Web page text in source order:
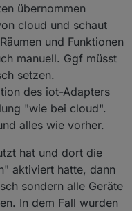
übernommen
cloud und schaut
und Funktionen
manuell. Ggf müsst
setzen.
des iot-Adapters
"wie bei cloud".
alles wie vorher.
hat und dort die
aktiviert hatte, dann
sondern alle Geräte
In dem Fall wurden